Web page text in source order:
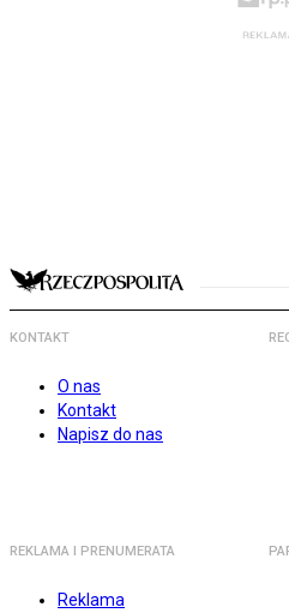
KONTAKT
O nas
Kontakt
Napisz do nas
REKLAMA I PRENUMERATA
Reklama